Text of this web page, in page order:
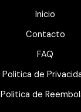
Inicio
Contacto
FAQ
Politica de
Politica de